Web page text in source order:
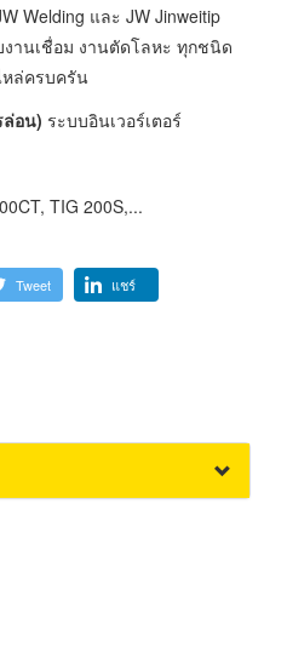
Welding และ JW Jinweitip
านเชื่อม งานตัดโลหะ ทุกชนิด
หล่ครบครัน
ล่อน) ระบบอินเวอร์เตอร์
TIG 200S,...
Tweet แชร์